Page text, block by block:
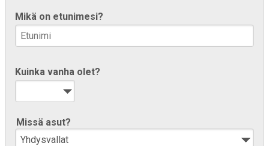
Mikä on etunimesi?
Kuinka vanha olet?
Missä asut?